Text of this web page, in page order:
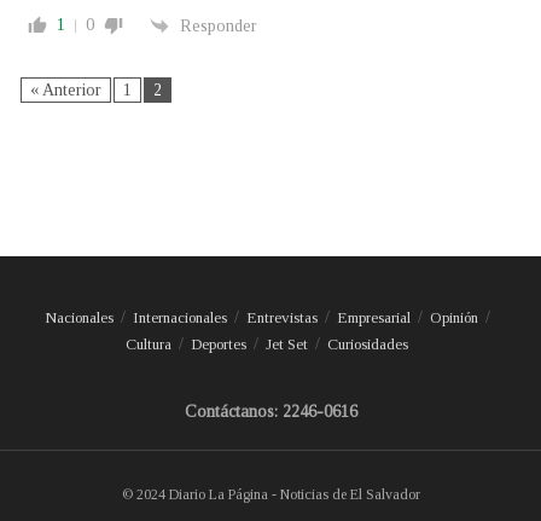
1 0 Responder
« Anterior 1 2
Nacionales Internacionales Entrevistas Empresarial
Opinión
Cultura
Deportes Jet Set Curiosidades
Contáctanos: 2246-0616
© 2024 Diario La Página - Noticias de El Salvador